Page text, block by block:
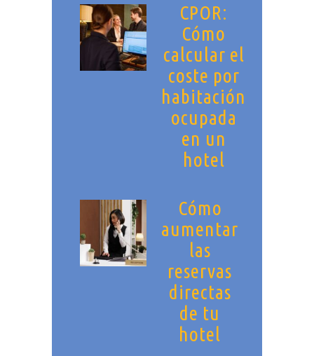
CPOR:
Cómo
calcular el
coste por
habitación
ocupada
en un
hotel
Cómo
aumentar
las
reservas
directas
de tu
hotel